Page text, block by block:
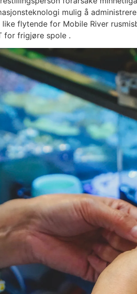
mulig å
flytende for Mobile River
for frigjøre spole .